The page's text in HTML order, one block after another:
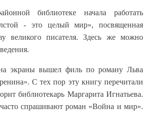
библиотеке начала работать
- это целый мир», посвященная
великого писателя. Здесь же можно
экраны вышел филь по роману Льва
С тех пор эту книгу перечитали
библиотекарь Маргарита Игнатьева.
спрашивают роман «Война и мир».